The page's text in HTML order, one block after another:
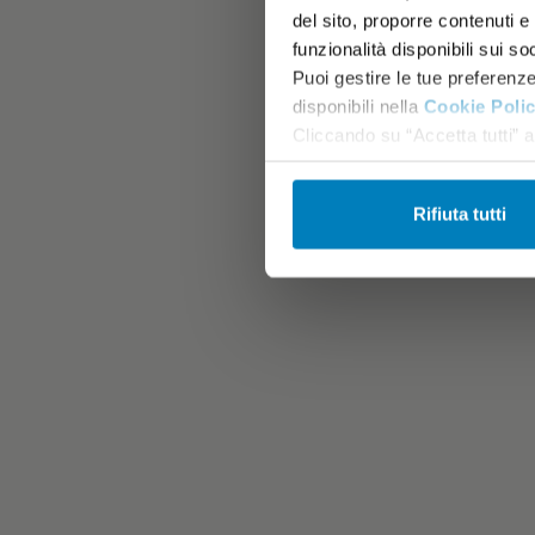
del sito, proporre contenuti
funzionalità disponibili sui
Puoi gestire le tue
disponibili nella Cookie
Cliccando su “Accetta tutti”
Rifiuta tutti